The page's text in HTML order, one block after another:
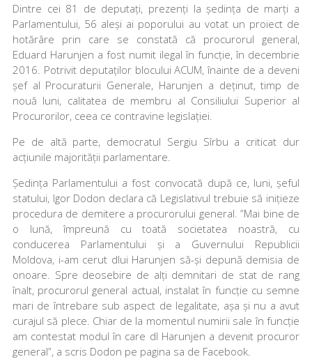
Dintre cei 81 de deputați, prezenți la ședința de marți a
Parlamentului, 56 aleși ai poporului au votat un proiect de
hotărâre prin care se constată că procurorul general,
Eduard Harunjen a fost numit ilegal în funcție, în decembrie
2016. Potrivit deputaților blocului ACUM, înainte de a deveni
șef al Procuraturii Generale, Harunjen a deținut, timp de
nouă luni, calitatea de membru al Consiliului Superior al
Procurorilor, ceea ce contravine legislației.
Pe de altă parte, democratul Sergiu Sîrbu a criticat dur
acțiunile majorității parlamentare.
Ședința Parlamentului a fost convocată după ce, luni, șeful
statului, Igor Dodon declara că Legislativul trebuie să inițieze
procedura de demitere a procurorului general. ”Mai bine de
o lună, împreună cu toată societatea noastră, cu
conducerea Parlamentului și a Guvernului Republicii
Moldova, i-am cerut dlui Harunjen să-și depună demisia de
onoare. Spre deosebire de alți demnitari de stat de rang
înalt, procurorul general actual, instalat în funcție cu semne
mari de întrebare sub aspect de legalitate, așa și nu a avut
curajul să plece. Chiar de la momentul numirii sale în funcție
am contestat modul în care dl Harunjen a devenit procuror
general”, a scris Dodon pe pagina sa de Facebook.